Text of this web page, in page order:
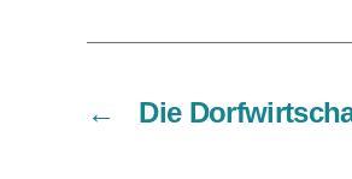
← Die